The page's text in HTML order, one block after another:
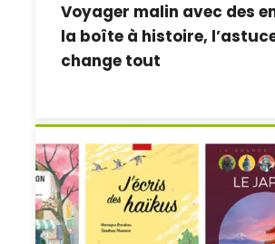
Voyager malin avec des
la boîte à histoire,
change tout